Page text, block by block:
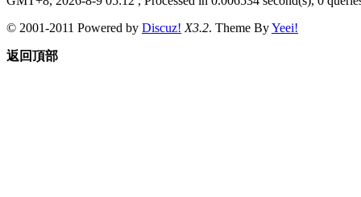
© 2001-2011 Powered by Discuz! X3.2. Theme ByYeei!
返回頂部